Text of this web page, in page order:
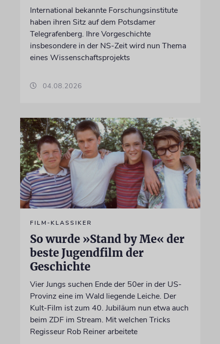
International bekannte Forschungsinstitute
haben ihren Sitz auf dem Potsdamer
Telegrafenberg. Ihre Vorgeschichte
insbesondere in der NS-Zeit wird nun Thema
eines Wissenschaftsprojekts
04.08.2026
FILM-KLASSIKER
So wurde »Stand by Me« der
beste Jugendfilm der
Geschichte
Vier Jungs suchen Ende der 50er in der US-
Provinz eine im Wald liegende Leiche. Der
Kult-Film ist zum 40. Jubiläum nun etwa auch
beim ZDF im Stream. Mit welchen Tricks
Regisseur Rob Reiner arbeitete